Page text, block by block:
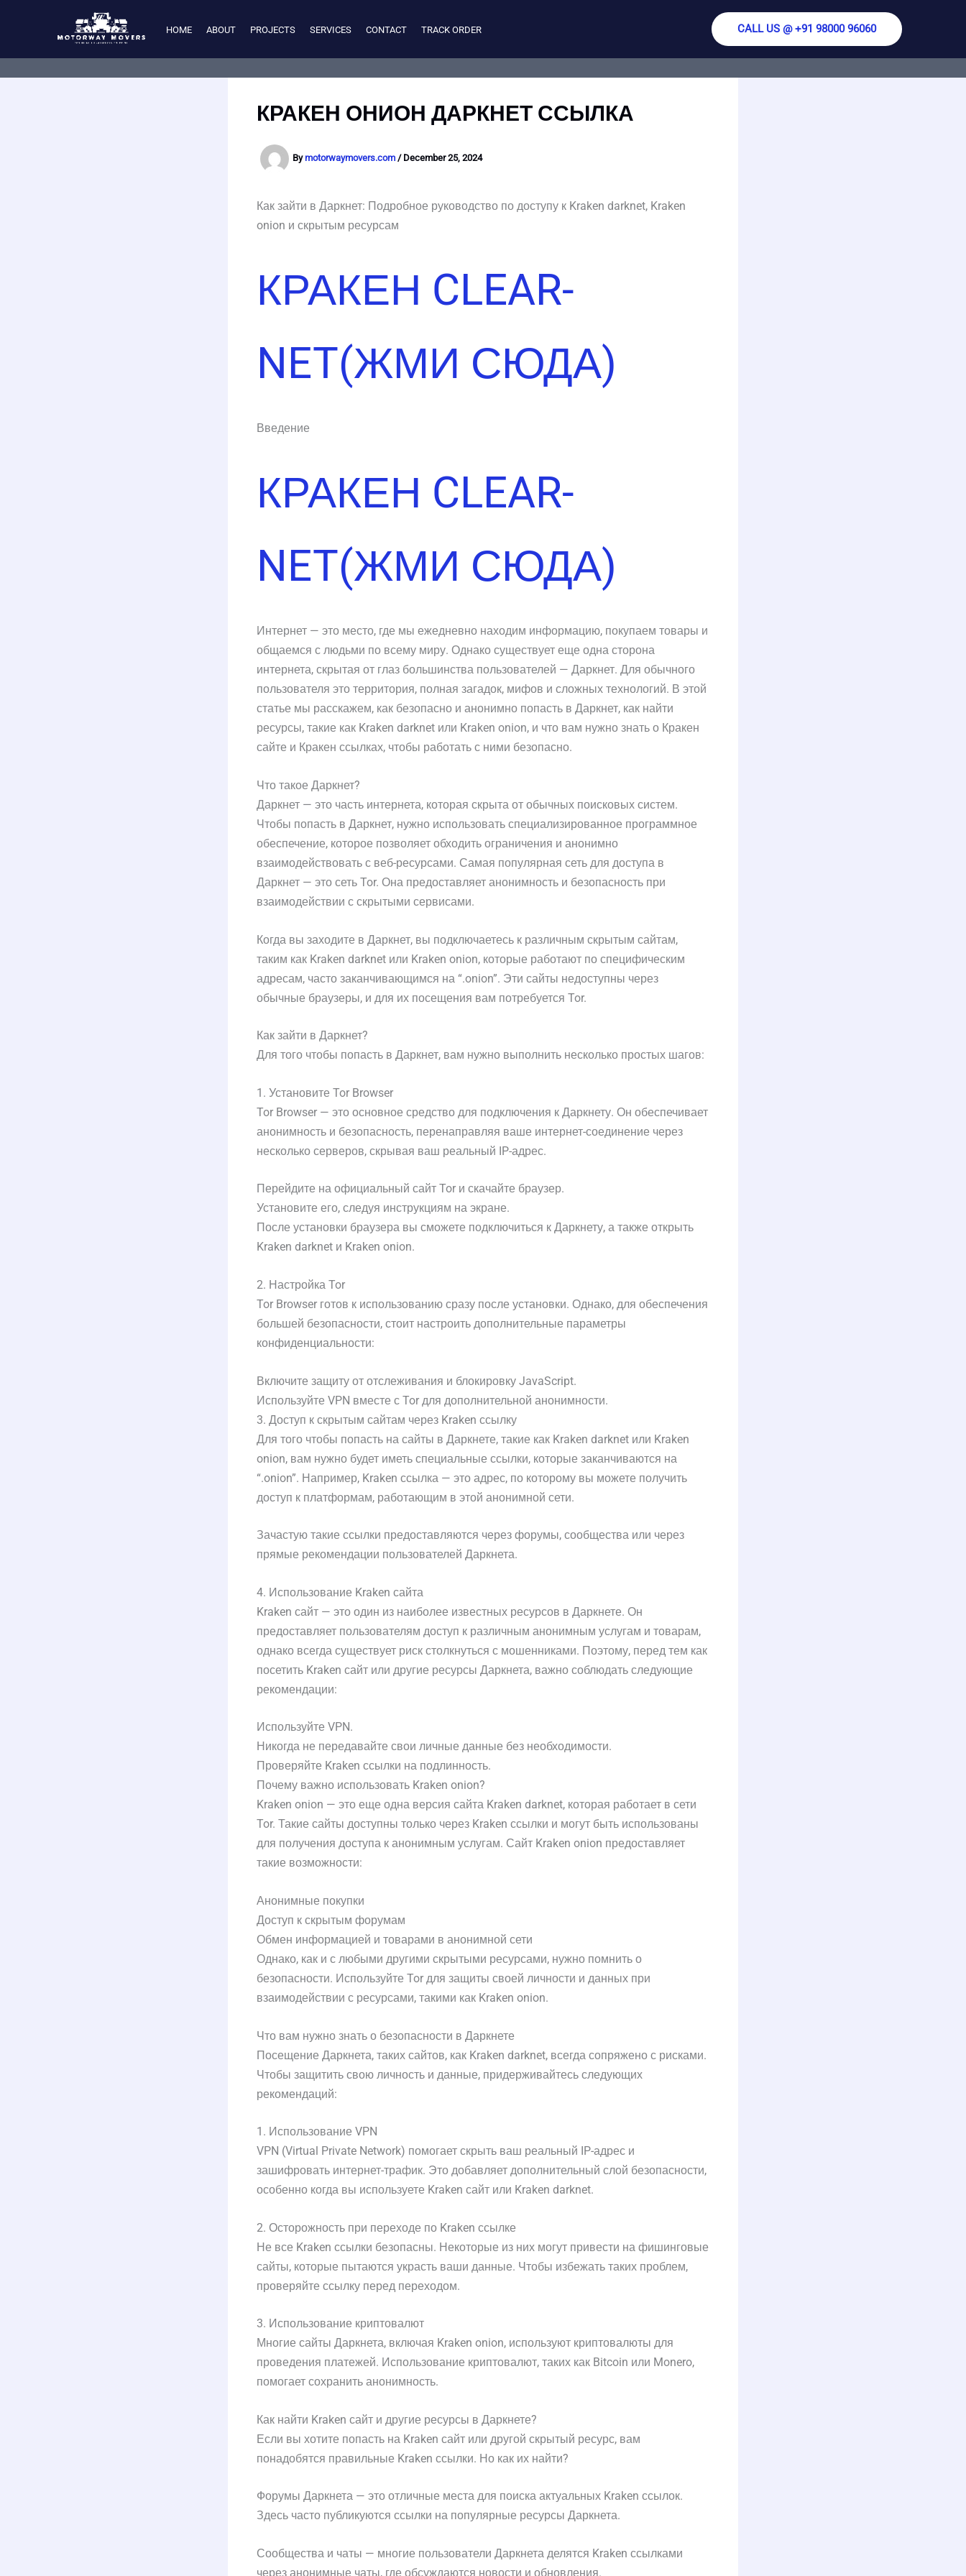
HOME ABOUT PROJECTS SERVICES CONTACT TRACK ORDER CALL US @ +91 98000 96060
КРАКЕН ОНИОН ДАРКНЕТ ССЫЛКА
Bymotorwaymovers.com / December 25, 2024
Как зайти в Даркнет: Подробное руководство по доступу к Kraken darknet, Kraken
onion и скрытым ресурсам
КРАКЕН CLEAR-
NET(ЖМИ СЮДА)
Введение
КРАКЕН CLEAR-
NET(ЖМИ СЮДА)
Интернет — это место, где мы ежедневно находим информацию, покупаем товары и
общаемся с людьми по всему миру. Однако существует еще одна сторона
интернета, скрытая от глаз большинства пользователей — Даркнет. Для обычного
пользователя это территория, полная загадок, мифов и сложных технологий. В этой
статье мы расскажем, как безопасно и анонимно попасть в Даркнет, как найти
ресурсы, такие как Kraken darknet или Kraken onion, и что вам нужно знать о Кракен
сайте и Кракен ссылках, чтобы работать с ними безопасно.
Что такое Даркнет?
Даркнет — это часть интернета, которая скрыта от обычных поисковых систем.
Чтобы попасть в Даркнет, нужно использовать специализированное программное
обеспечение, которое позволяет обходить ограничения и анонимно
взаимодействовать с веб-ресурсами. Самая популярная сеть для доступа в
Даркнет — это сеть Tor. Она предоставляет анонимность и безопасность при
взаимодействии с скрытыми сервисами.
Когда вы заходите в Даркнет, вы подключаетесь к различным скрытым сайтам,
таким как Kraken darknet или Kraken onion, которые работают по специфическим
адресам, часто заканчивающимся на “.onion”. Эти сайты недоступны через
обычные браузеры, и для их посещения вам потребуется Tor.
Как зайти в Даркнет?
Для того чтобы попасть в Даркнет, вам нужно выполнить несколько простых шагов:
1. Установите Tor Browser
Tor Browser — это основное средство для подключения к Даркнету. Он обеспечивает
анонимность и безопасность, перенаправляя ваше интернет-соединение через
несколько серверов, скрывая ваш реальный IP-адрес.
Перейдите на официальный сайт Tor и скачайте браузер.
Установите его, следуя инструкциям на экране.
После установки браузера вы сможете подключиться к Даркнету, а также открыть
Kraken darknet и Kraken onion.
2. Настройка Tor
Tor Browser готов к использованию сразу после установки. Однако, для обеспечения
большей безопасности, стоит настроить дополнительные параметры
конфиденциальности:
Включите защиту от отслеживания и блокировку JavaScript.
Используйте VPN вместе с Tor для дополнительной анонимности.
3. Доступ к скрытым сайтам через Kraken ссылку
Для того чтобы попасть на сайты в Даркнете, такие как Kraken darknet или Kraken
onion, вам нужно будет иметь специальные ссылки, которые заканчиваются на
“.onion”. Например, Kraken ссылка — это адрес, по которому вы можете получить
доступ к платформам, работающим в этой анонимной сети.
Зачастую такие ссылки предоставляются через форумы, сообщества или через
прямые рекомендации пользователей Даркнета.
4. Использование Kraken сайта
Kraken сайт — это один из наиболее известных ресурсов в Даркнете. Он
предоставляет пользователям доступ к различным анонимным услугам и товарам,
однако всегда существует риск столкнуться с мошенниками. Поэтому, перед тем как
посетить Kraken сайт или другие ресурсы Даркнета, важно соблюдать следующие
рекомендации:
Используйте VPN.
Никогда не передавайте свои личные данные без необходимости.
Проверяйте Kraken ссылки на подлинность.
Почему важно использовать Kraken onion?
Kraken onion — это еще одна версия сайта Kraken darknet, которая работает в сети
Tor. Такие сайты доступны только через Kraken ссылки и могут быть использованы
для получения доступа к анонимным услугам. Сайт Kraken onion предоставляет
такие возможности:
Анонимные покупки
Доступ к скрытым форумам
Обмен информацией и товарами в анонимной сети
Однако, как и с любыми другими скрытыми ресурсами, нужно помнить о
безопасности. Используйте Tor для защиты своей личности и данных при
взаимодействии с ресурсами, такими как Kraken onion.
Что вам нужно знать о безопасности в Даркнете
Посещение Даркнета, таких сайтов, как Kraken darknet, всегда сопряжено с рисками.
Чтобы защитить свою личность и данные, придерживайтесь следующих
рекомендаций:
1. Использование VPN
VPN (Virtual Private Network) помогает скрыть ваш реальный IP-адрес и
зашифровать интернет-трафик. Это добавляет дополнительный слой безопасности,
особенно когда вы используете Kraken сайт или Kraken darknet.
2. Осторожность при переходе по Kraken ссылке
Не все Kraken ссылки безопасны. Некоторые из них могут привести на фишинговые
сайты, которые пытаются украсть ваши данные. Чтобы избежать таких проблем,
проверяйте ссылку перед переходом.
3. Использование криптовалют
Многие сайты Даркнета, включая Kraken onion, используют криптовалюты для
проведения платежей. Использование криптовалют, таких как Bitcoin или Monero,
помогает сохранить анонимность.
Как найти Kraken сайт и другие ресурсы в Даркнете?
Если вы хотите попасть на Kraken сайт или другой скрытый ресурс, вам
понадобятся правильные Kraken ссылки. Но как их найти?
Форумы Даркнета — это отличные места для поиска актуальных Kraken ссылок.
Здесь часто публикуются ссылки на популярные ресурсы Даркнета.
Сообщества и чаты — многие пользователи Даркнета делятся Kraken ссылками
через анонимные чаты, где обсуждаются новости и обновления.